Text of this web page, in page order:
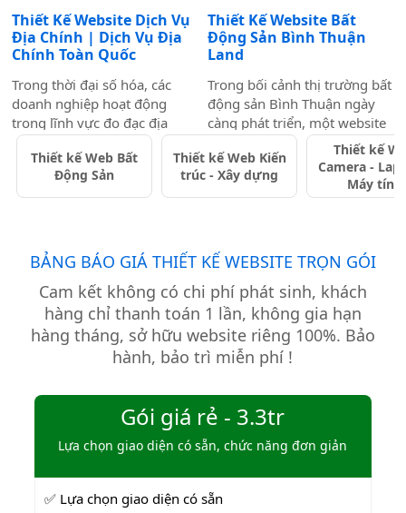
tượng và chuyên nghiệp trên
môi trường trực tuyến.
thương hiệu, tạo lợi thế cạnh
tranh trên thị trường.
Thiết Kế Website Dịch Vụ
Địa Chính | Dịch Vụ Địa
Chính Toàn Quốc
Trong thời đại số hóa, các
doanh nghiệp hoạt động
trong lĩnh vực đo đạc địa
chính cần có một website
chuyên nghiệp để nâng cao
uy tín và thu hút khách hàng.
Thiết Kế Website Biển Vàng
giao diện hiện đại, chuẩn SEO
doanh nghiệp.
Thiết Kế Website Bất
Động Sản Bình Thuận
Land
Trong bối cảnh thị trường bất
động sản Bình Thuận ngày
càng phát triển, một website
chuyên nghiệp không chỉ
giúp doanh nghiệp nâng cao
thương hiệu mà còn thu hút
khách hàng tiềm năng. Thiết
Thuận Land, giúp doanh
nghiệp tiếp cận khách hàng
nhanh chóng, chuyên nghiệp
và hiệu quả.
Thiết kế Web Bất
Động Sản
Thiết kế Web Kiến
trúc - Xây dựng
Thiết kế
Camera -
Máy tính
BẢNG BÁO GIÁ THIẾT KẾ WEBSITE TRỌN GÓI
Cam kết không có chi phí phát sinh, khách
hàng chỉ thanh toán 1 lần, không gia hạn
hàng tháng, sở hữu website riêng 100%. Bảo
hành, bảo trì miễn phí !
Gói giá rẻ - 3.3tr
Lựa chọn giao diện có sẵn, chức năng đơn giản
✅ Lựa chọn giao diện có sẵn